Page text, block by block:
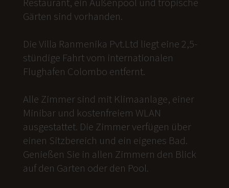
Gärten sind vorhanden.
Die Villa Ranmenika Pvt.Ltd liegt eine 2,5-
stündige Fahrt vom internationalen
Flughafen Colombo entfernt.
Alle Zimmer sind mit Klimaanlage, einer
Minibar und kostenfreiem WLAN
ausgestattet. Die Zimmer verfügen über
einen Sitzbereich und ein eigenes Bad.
Genießen Sie in allen Zimmern den Blick
auf den Garten oder den Pool.